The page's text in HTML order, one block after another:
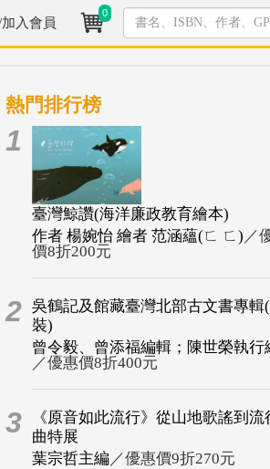
入會員
0
熱門排行榜
1
臺灣鯨讚(海洋廉政教育繪本)
作者 楊婉怡 繪者 范涵蘊(ㄈ ㄈ) ／
價8折200元
2 吳鶴記及館藏臺灣北部古文書專輯
裝)
曾令毅、曾添福編輯；陳世榮執行
／優惠價8折400元
3
《原音如此流行》從山地歌謠到流
曲特展
葉宗哲主編 ／優惠價9折270元